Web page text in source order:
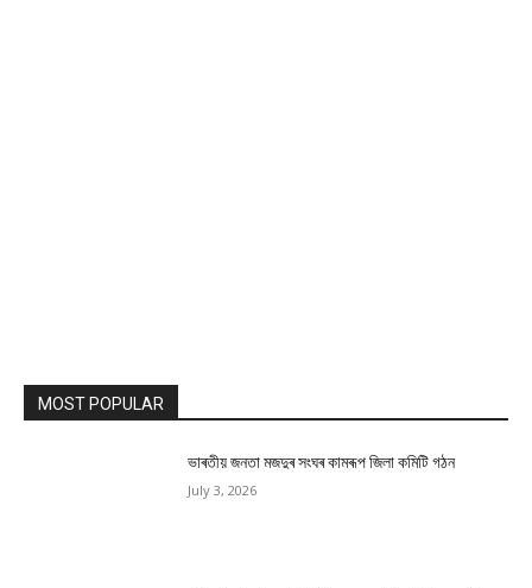
MOST POPULAR
ভাৰতীয় জনতা মজদুৰ সংঘৰ কামৰূপ জিলা কমিটি গঠন
July 3, 2026